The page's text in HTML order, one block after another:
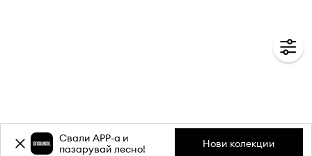
Свали APP-a и
пазарувай лесно!
Нови колекции